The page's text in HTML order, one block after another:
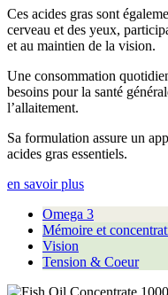
Ces acides gras sont
cerveau et des yeux,
et au maintien de la vision.
Une consommation
besoins pour la santé
l’allaitement.
Sa formulation assure un
acides gras essentiels.
en savoir plus
Omega 3
Mémoire et
Vision
Tension & Coeur